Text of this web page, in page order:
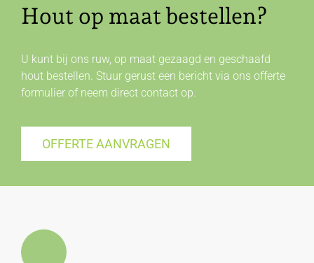
Hout op maat bestellen?
U kunt bij ons ruw, op maat gezaagd en geschaafd
hout bestellen. Stuur gerust een bericht via ons offerte
formulier of neem direct contactop.
OFFERTE AANVRAGEN